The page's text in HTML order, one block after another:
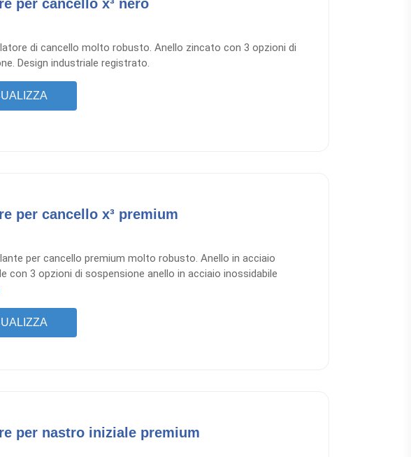
per cancello x³ nero
di cancello molto robusto. Anello zincato con 3 opzioni di
Design industriale registrato.
per cancello x³ premium
per cancello premium molto robusto. Anello in acciaio
con 3 opzioni di sospensione anello in acciaio inossidabile
con design industriale 446550a: in confezione promozionale con 2
per nastro iniziale premium